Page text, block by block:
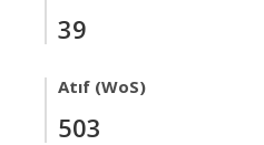
39
Atıf (WoS)
503